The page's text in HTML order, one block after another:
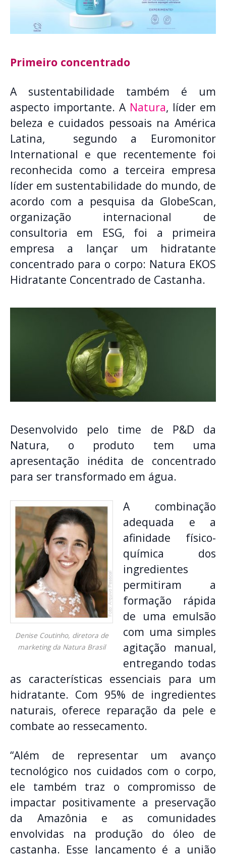
Primeiro concentrado
A sustentabilidade também é um
aspecto importante. A Natura, líder em
beleza e cuidados pessoais na América
Latina, segundo a Euromonitor
International e que recentemente foi
reconhecida como a terceira empresa
líder em sustentabilidade do mundo, de
acordo com a pesquisa da GlobeScan,
organização internacional de
consultoria em ESG, foi a primeira
empresa a lançar um hidratante
concentrado para o corpo: Natura EKOS
Hidratante Concentrado de Castanha.
Desenvolvido pelo time de P&D da
Natura, o produto tem uma
apresentação inédita de concentrado
para ser transformado em água.
Denise Coutinho, diretora de
marketing da Natura Brasil
A combinação
adequada e a
afinidade físico-
química dos
ingredientes
permitiram a
formação rápida
de uma emulsão
com uma simples
agitação manual,
entregando todas
as características essenciais para um
hidratante. Com 95% de ingredientes
naturais, oferece reparação da pele e
combate ao ressecamento.
“Além de representar um avanço
tecnológico nos cuidados com o corpo,
ele também traz o compromisso de
impactar positivamente a preservação
da Amazônia e as comunidades
envolvidas na produção do óleo de
castanha. Esse lançamento é a união